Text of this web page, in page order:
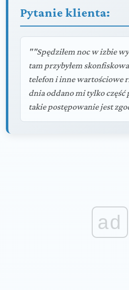
Pytanie klienta:
""Spędziłem noc w izbie
tam przybyłem
telefon i inne wartościowe
dnia oddano mi tylko część
takie postępowanie jest
ad